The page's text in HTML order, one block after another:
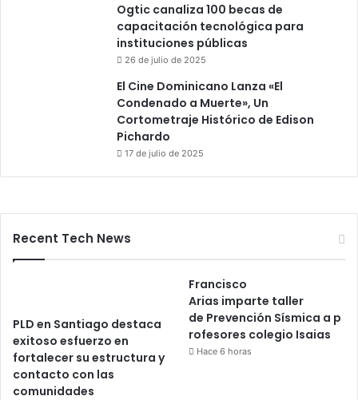
Ogtic canaliza 100 becas de
capacitación tecnológica para
instituciones públicas
26 de julio de 2025
El Cine Dominicano Lanza «El
Condenado a Muerte», Un
Cortometraje Histórico de Edison
Pichardo
17 de julio de 2025
Recent Tech News
PLD en Santiago destaca
exitoso esfuerzo en
fortalecer su estructura y
contacto con las
comunidades
Francisco
Arias imparte taller
de Prevención Sísmica a p
rofesores colegio Isaias
Hace 6 horas